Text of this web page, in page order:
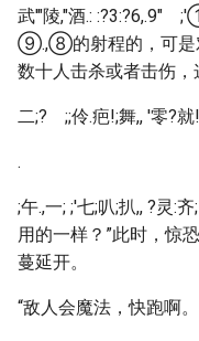
武'"陵,"酒.: :?3:?6,.9"
⑨.,⑧的射程的，可是
数十人击杀或者击伤，
二;? ;;伶.疤!;舞,, '零?就
.
;午.,一; ;'七;叭;扒,, ?灵:
用的一样？”此时，惊
蔓延开。
“敌人会魔法，快跑啊